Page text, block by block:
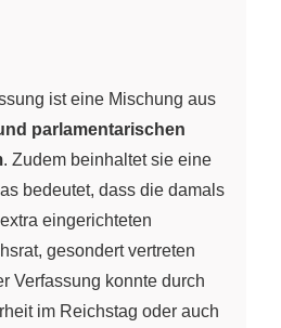
ist eine Mischung aus
parlamentarischen
. Zudem beinhaltet sie eine
bedeutet, dass die damals
eingerichteten
gesondert vertreten
Verfassung konnte durch
im Reichstag oder auch